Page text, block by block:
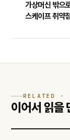
가상머신 밖
스케이프 취
RELATED ·
이어서 읽을